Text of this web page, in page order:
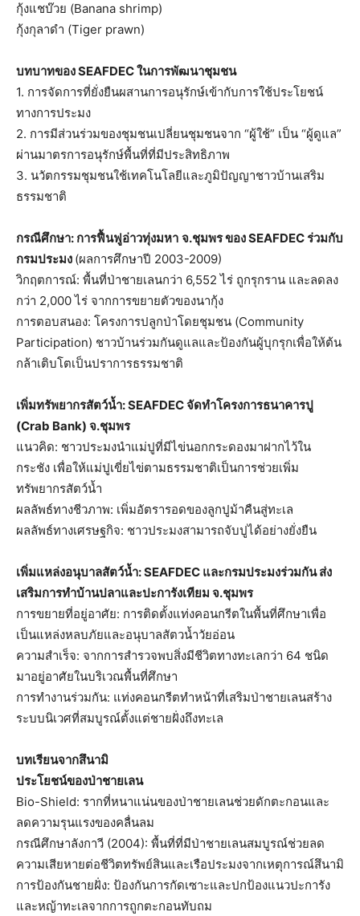
กุ้งแชบ๊วย (Banana shrimp)
กุ้งกุลาดำ (Tiger prawn)
บทบาทของSEAFDECในการพัฒนาชุมชน
1. การจัดการที่ยั่งยืนผสานการอนุรักษ์เข้ากับการใช้ประโยชน์
ทางการประมง
2. การมีส่วนร่วมของชุมชนเปลี่ยนชุมชนจาก “ผู้ใช้” เป็น “ผู้ดูแล”
ผ่านมาตรการอนุรักษ์พื้นที่ที่มีประสิทธิภาพ
3. นวัตกรรมชุมชนใช้เทคโนโลยีและภูมิปัญญาชาวบ้านเสริม
ธรรมชาติ
กรณีศึกษา: การฟื้นฟูอ่าวทุ่งมหา จ.ชุมพรของSEAFDECร่วมกับ
กรมประมง (ผลการศึกษาปี 2003-2009)
วิกฤตการณ์: พื้นที่ป่าชายเลนกว่า 6,552 ไร่ ถูกรุกราน และลดลง
กว่า 2,000 ไร่ จากการขยายตัวของนากุ้ง
การตอบสนอง: โครงการปลูกป่าโดยชุมชน (Community
Participation) ชาวบ้านร่วมกันดูแลและป้องกันผู้บุกรุกเพื่อให้ต้น
กล้าเติบโตเป็นปราการธรรมชาติ
เพิ่มทรัพยากรสัตว์น้ำ: SEAFDECจัดทำโครงการธนาคารปู
(Crab Bank) จ.ชุมพร
แนวคิด: ชาวประมงนำแม่ปูที่มีไข่นอกกระดองมาฝากไว้ใน
กระชัง เพื่อให้แม่ปูเขี่ยไข่ตามธรรมชาติเป็นการช่วยเพิ่ม
ทรัพยากรสัตว์น้ำ
ผลลัพธ์ทางชีวภาพ: เพิ่มอัตรารอดของลูกปูม้าคืนสู่ทะเล
ผลลัพธ์ทางเศรษฐกิจ: ชาวประมงสามารถจับปูได้อย่างยั่งยืน
เพิ่มแหล่งอนุบาลสัตว์น้ำ:SEAFDEC และกรมประมงร่วมกันส่ง
เสริมการทำบ้านปลาและปะการังเทียม จ.ชุมพร
การขยายที่อยู่อาศัย: การติดตั้งแท่งคอนกรีตในพื้นที่ศึกษาเพื่อ
เป็นแหล่งหลบภัยและอนุบาลสัตวน้ำวัยอ่อน
ความสำเร็จ: จากการสำรวจพบสิ่งมีชีวิตทางทะเลกว่า 64 ชนิด
มาอยู่อาศัยในบริเวณพื้นที่ศึกษา
การทำงานร่วมกัน: แท่งคอนกรีตทำหน้าที่เสริมป่าชายเลนสร้าง
ระบบนิเวศที่สมบูรณ์ตั้งแต่ชายฝั่งถึงทะเล
บทเรียนจากสนามิ
ประโยชน์ของป่าชายเลน
Bio-Shield: รากที่หนาแน่นของป่าชายเลนช่วยดักตะกอนและ
ลดความรุนแรงของคลื่นลม
กรณีศึกษาลังกาวี (2004): พื้นที่ที่มีป่าชายเลนสมบูรณ์ช่วยลด
ความเสียหายต่อชีวิตทรัพย์สินและเรือประมงจากเหตุการณ์สึนามิ
การป้องกันชายฝั่ง: ป้องกันการกัดเซาะและปกป้องแนวปะการัง
และหญ้าทะเลจากการถูกตะกอนทับถม